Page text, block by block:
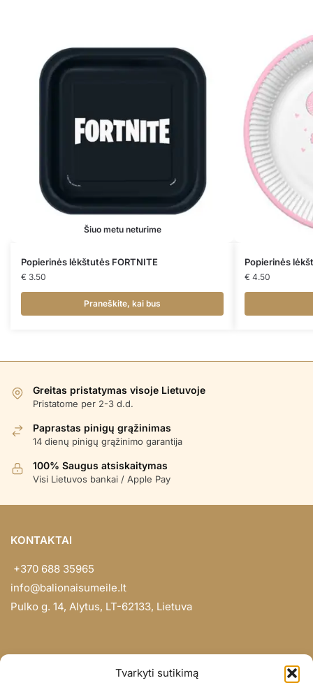
Tvarkyti sutikimą
Šiuo metu neturime
Popierinės lėkštutės FORTNITE
€ 3.50
Praneškite, kai bus
Popierinės
€ 4.50
Greitas pristatymas visoje Lietuvoje
Pristatome per 2-3 d.d.
Paprastas pinigų grąžinimas
14 dienų pinigų grąžinimo garantija
100% Saugus atsiskaitymas
Visi Lietuvos bankai / Apple Pay
KONTAKTAI
+370 688 35965
info@balionaisumeile.lt
Pulko g. 14, Alytus, LT-62133, Lietuva